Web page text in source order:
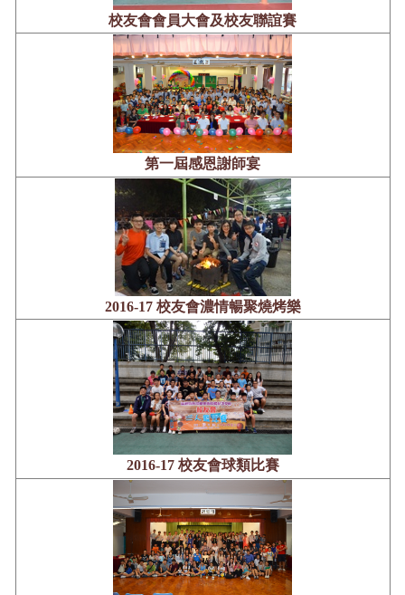
校友會會員大會及校友聯誼賽
第一屆感恩謝師宴
2016-17 校友會濃情暢聚燒烤樂
2016-17 校友會球類比賽